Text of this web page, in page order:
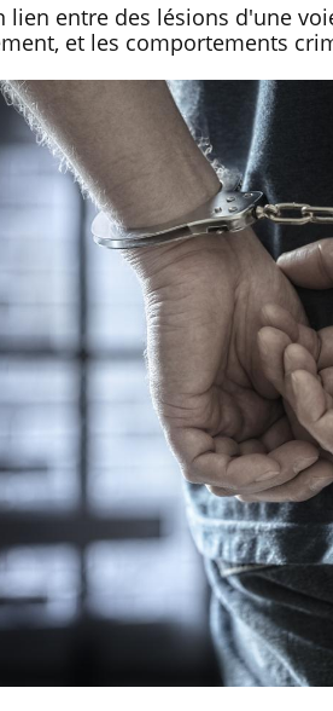
entre des lésions d'une
et les comportements
Pourquoi votre ventre
gâche-t-il les premiers
jours de vos vacances ?
Fortes chaleurs :
pourquoi le risque de
noyade grimpe-t-il ?
Le Viagra pourrait-il
freiner la propagation du
cancer ?